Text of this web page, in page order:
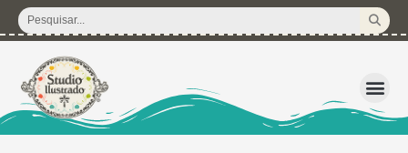
para
conteúdo
Pesquisar
...